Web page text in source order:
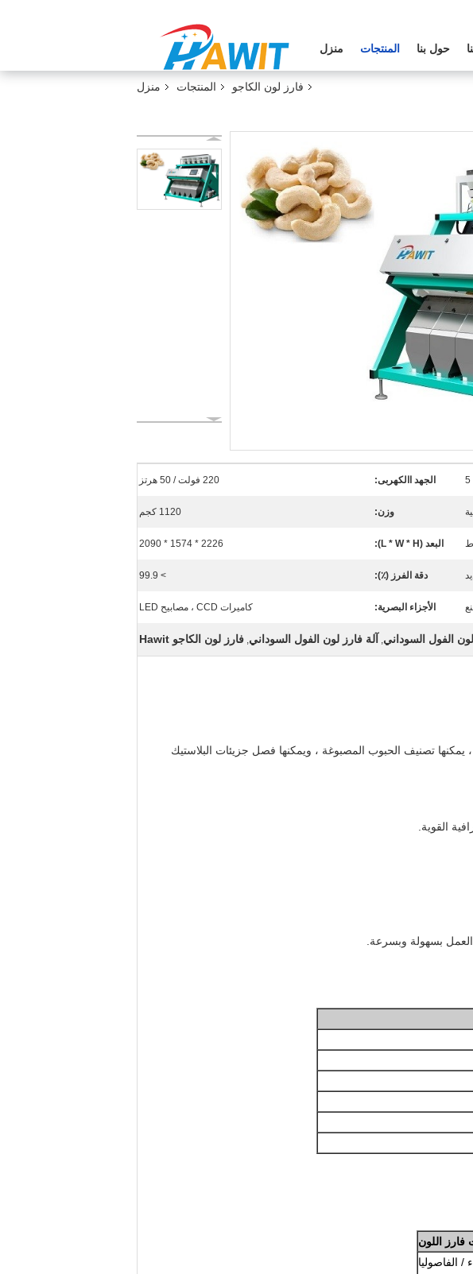
منزل المنتجات حول بنا
منزل المنتجات فارز لون الكاجو
الجهد االكهربى: 220 فولت / 50 هرتز
وزن: 1120 كجم
البعد (L * W * H): 2226 * 1574 * 2090
دقة الفرز (٪): > 99.9
الأجزاء البصرية: كاميرات CCD ، مصابيح LED
, آلة فارز لون الفول السوداني, فارز لون الكاجو Hawit
تصنيف الحبوب المصبوغة ، ويمكنها فصل جزيئات البلاستيك
القوية
بسهولة وبسرعة.
فارز اللون
/ الفاصوليا